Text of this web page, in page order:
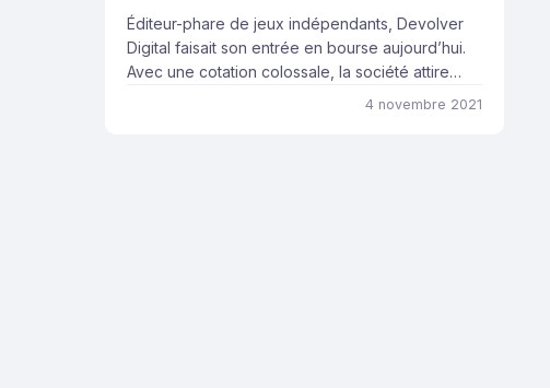
Éditeur-phare de jeux indépendants, Devolver
Digital faisait son entrée en bourse aujourd’hui.
Avec une cotation colossale, la société attire
inévitablement les investisseurs, dont Sony
4 novembre 2021